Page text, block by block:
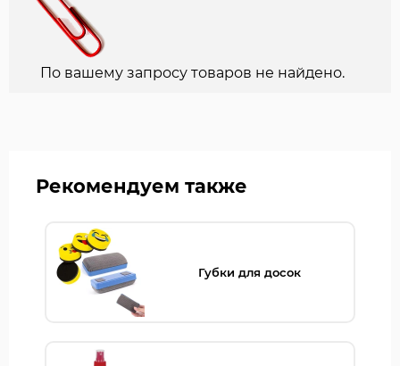
По вашему запросу товаров не найдено.
Рекомендуем также
Губки для досок